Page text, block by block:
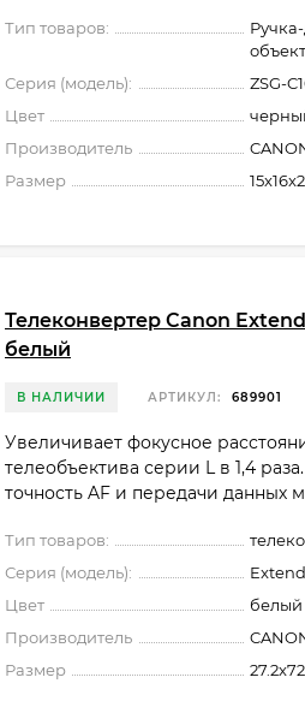
Тип товаров:
Серия (модель):
ZSG-
Цвет
Производитель
Размер
Телеконвертер Canon
белый
В НАЛИЧИИ АРТИКУЛ: 689901
Увеличивает фокусное
телеобъектива серии L в 1,4
точность AF и передачи данных
Тип товаров:
Серия (модель):
Цвет
белый
Производитель
Размер
27.2x72